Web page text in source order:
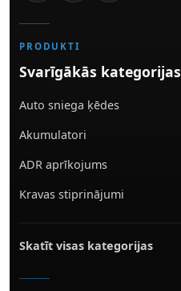
PRODUKTI
Svarīgākās kategorijas
Auto sniega ķēdes
Akumulatori
ADR aprīkojums
Kravas stiprinājumi
Skatīt visas kategorijas